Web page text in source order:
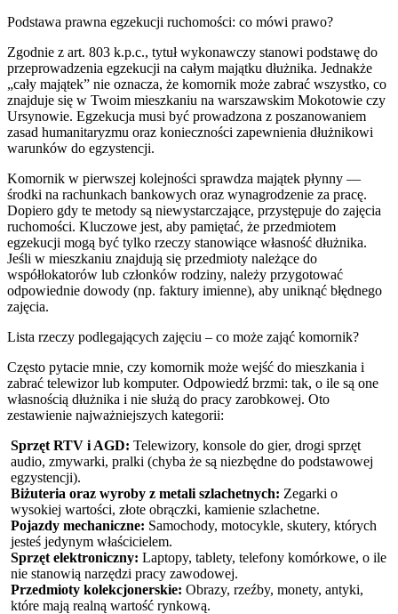
Podstawa prawna egzekucji ruchomości: co mówi prawo?
Zgodnie z art. 803 k.p.c., tytuł wykonawczy stanowi podstawę do
przeprowadzenia egzekucji na całym majątku dłużnika. Jednakże
„cały majątek” nie oznacza, że komornik może zabrać wszystko, co
znajduje się w Twoim mieszkaniu na warszawskim Mokotowie czy
Ursynowie. Egzekucja musi być prowadzona z poszanowaniem
zasad humanitaryzmu oraz konieczności zapewnienia dłużnikowi
warunków do egzystencji.
Komornik w pierwszej kolejności sprawdza majątek płynny —
środki na rachunkach bankowych oraz wynagrodzenie za pracę.
Dopiero gdy te metody są niewystarczające, przystępuje do zajęcia
ruchomości. Kluczowe jest, aby pamiętać, że przedmiotem
egzekucji mogą być tylko rzeczy stanowiące własność dłużnika.
Jeśli w mieszkaniu znajdują się przedmioty należące do
współlokatorów lub członków rodziny, należy przygotować
odpowiednie dowody (np. faktury imienne), aby uniknąć błędnego
zajęcia.
Lista rzeczy podlegających zajęciu – co może zająć komornik?
Często pytacie mnie, czy komornik może wejść do mieszkania i
zabrać telewizor lub komputer. Odpowiedź brzmi: tak, o ile są one
własnością dłużnika i nie służą do pracy zarobkowej. Oto
zestawienie najważniejszych kategorii:
Sprzęt RTV i AGD: Telewizory, konsole do gier, drogi sprzęt
audio, zmywarki, pralki (chyba że są niezbędne do podstawowej
egzystencji).
Biżuteria oraz wyroby z metali szlachetnych: Zegarki o
wysokiej wartości, złote obrączki, kamienie szlachetne.
Pojazdy mechaniczne: Samochody, motocykle, skutery, których
jesteś jedynym właścicielem.
Sprzęt elektroniczny: Laptopy, tablety, telefony komórkowe, o ile
nie stanowią narzędzi pracy zawodowej.
Przedmioty kolekcjonerskie: Obrazy, rzeźby, monety, antyki,
które mają realną wartość rynkową.